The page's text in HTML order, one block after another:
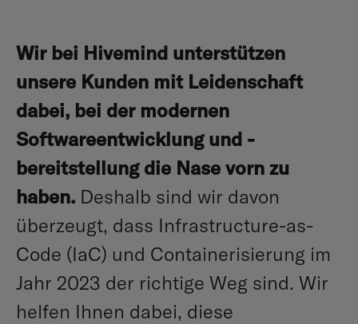
Wir bei Hivemind unterstützen
unsere Kunden mit Leidenschaft
dabei, bei der modernen
Softwareentwicklung und -
bereitstellung die Nase vorn zu
haben. Deshalb sind wir davon
überzeugt, dass Infrastructure-as-
Code (IaC) und Containerisierung im
Jahr 2023 der richtige Weg sind. Wir
helfen Ihnen dabei, diese